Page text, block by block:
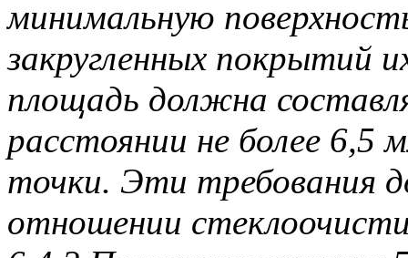
минимальную
закругленных покрытий
площадь должна
расстоянии не более
точки. Эти требования
отношении